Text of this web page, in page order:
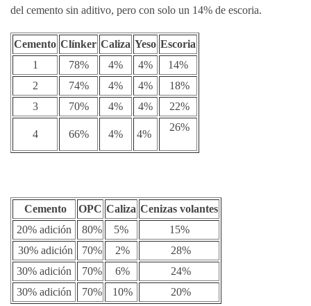
del cemento sin aditivo, pero con solo un 14% de escoria.
Cemento Clínker Caliza Yeso Escoria
1
78% 4% 4%
14%
2
74% 4% 4%
18%
3
70% 4% 4% 22%
4 66% 4% 4%
26%
Cemento OPC Caliza Cenizas volantes
20% adición
80% 5%
15%
30% adición
70% 2%
28%
30% adición
70% 6%
24%
30% adición
70% 10% 20%